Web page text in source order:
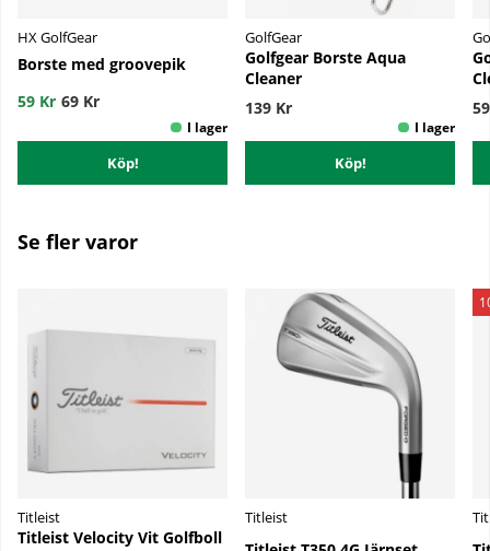
HX GolfGear
Borste med groovepik
59 Kr 69 Kr
Köp!
GolfGear
Golfgear Borste Aqua
Cleaner
139 Kr
Köp!
Se fler varor
Titleist
Titleist Velocity Vit Golfboll
Titleist